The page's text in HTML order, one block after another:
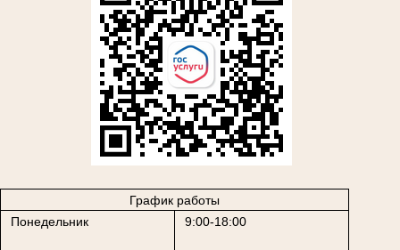
График работы
Понедельник
9:00-18:00